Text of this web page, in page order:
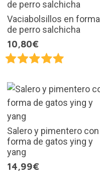
Vaciabolsillos en forma
de perro salchicha
10,80€
Salero y pimentero con
forma de gatos ying y
yang
14,99€